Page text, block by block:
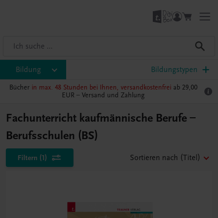
Bildung Bildungstypen
Bücher in max. 48 Stunden bei Ihnen, versandkostenfrei ab 29,00
EUR – Versand und Zahlung
Fachunterricht kaufmännische Berufe –
Berufsschulen (BS)
Filtern (1) Sortieren nach (Titel)